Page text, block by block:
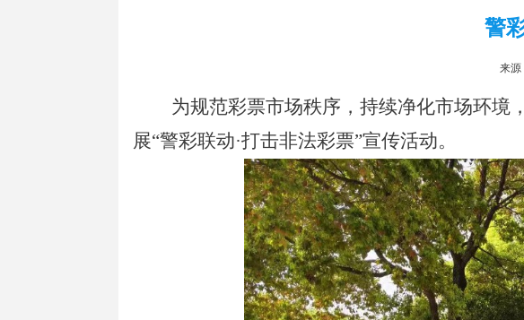
警
来源
为规范彩票市场秩序 ，持续净化市场环境
展“警彩联动·打击非法彩票”宣传活动。